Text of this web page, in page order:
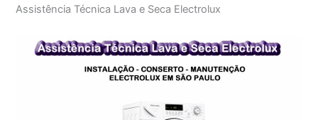
Assistência Técnica Lava e Seca Electrolux